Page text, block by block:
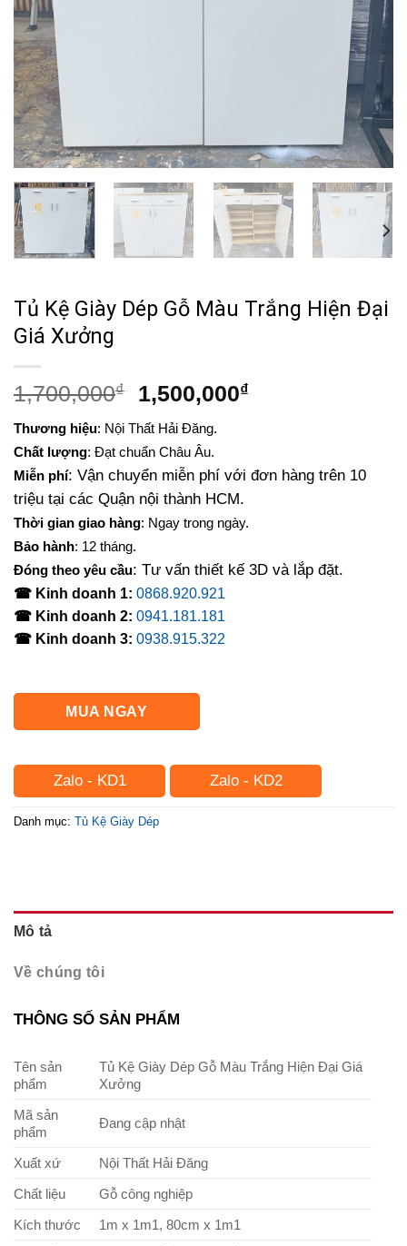
Tủ Kệ Giày Dép Gỗ Màu Trắng Hiện Đại
Giá Xưởng
1,700,000₫
Giá
là:
1,700,000₫.
1,500,000₫Giá
1,500,000₫.
Thương hiệu: Nội Thất Hải Đăng.
Chất lượng: Đạt chuẩn Châu Âu.
Miễn phí: Vận chuyển miễn phí với đơn hàng trên 10
triệu tại các Quận nội thành HCM.
Thời gian giao hàng: Ngay trong ngày.
Bảo hành: 12 tháng.
Đóng theo yêu cầu: Tư vấn thiết kế 3D và lắp đặt.
☎ Kinh doanh 1: 0868.920.921
☎ Kinh doanh 2: 0941.181.181
☎ Kinh doanh 3: 0938.915.322
MUA NGAY
Zalo - KD1 Zalo - KD2
Danh mục: Tủ Kệ Giày Dép
Mô tả
Về chúng tôi
THÔNG SỐ SẢN PHẨM
Tên sản
phẩm
Tủ Kệ Giày Dép Gỗ Màu Trắng Hiện Đại Giá
Xưởng
Mã sản
phẩm
Đang cập nhật
Xuất xứ
Nội Thất Hải Đăng
Chất liệu
Gỗ công nghiệp
Kích thước
1m x 1m1, 80cm x 1m1